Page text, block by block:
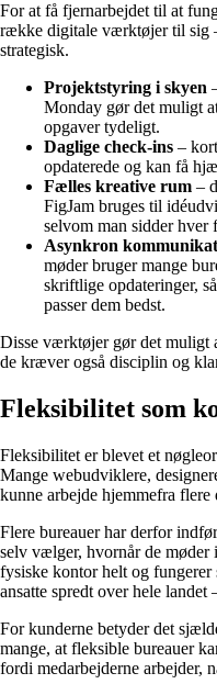
For at få fjernarbejdet til at
række digitale værktøjer til sig
strategisk.
Projektstyring i skyen
Monday gør det muligt
opgaver tydeligt.
Daglige check-ins –
opdaterede og kan få
Fælles kreative rum –
FigJam bruges til
selvom man sidder hver
Asynkron
møder bruger mange
skriftlige opdateringer,
passer dem bedst.
Disse værktøjer gør det muligt
de kræver også disciplin og
Fleksibilitet som
Fleksibilitet er blevet et
Mange webudviklere,
kunne arbejde hjemmefra flere
Flere bureauer har derfor
selv vælger, hvornår de møder
fysiske kontor helt og fungerer
ansatte spredt over hele landet
For kunderne betyder det
mange, at fleksible bureauer
fordi medarbejderne arbejder,